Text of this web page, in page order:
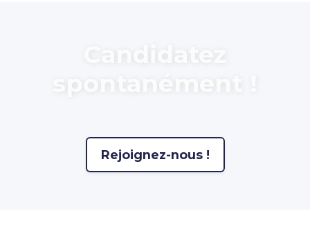
Rejoignez-nous !